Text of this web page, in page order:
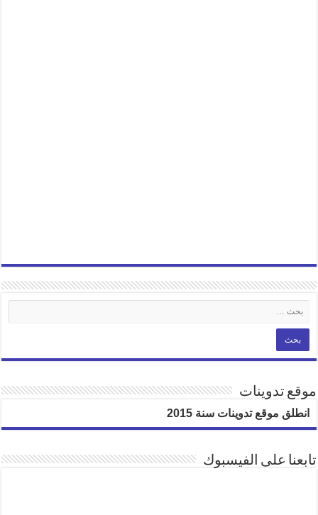
موقع تدوينات
انطلق موقع تدوينات سنة 2015
تابعنا على الفيسبوك